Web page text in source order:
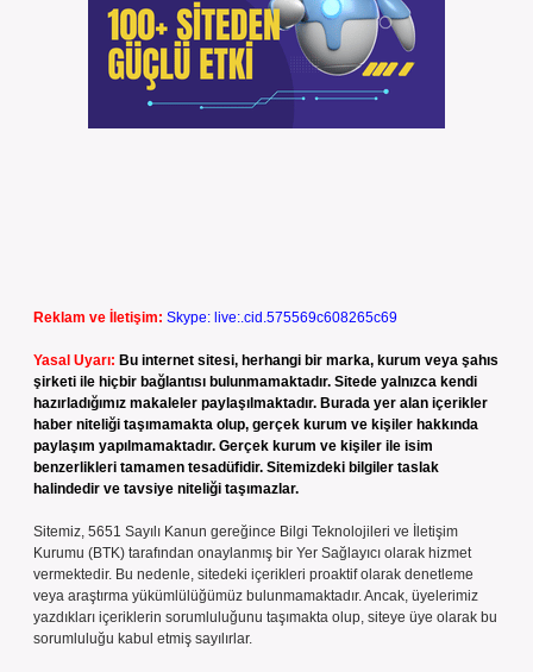
Reklam ve İletişim: Skype: live:.cid.575569c608265c69
Yasal Uyarı: Bu internet sitesi, herhangi bir marka, kurum veya şahıs
şirketi ile hiçbir bağlantısı bulunmamaktadır. Sitede yalnızca kendi
hazırladığımız makaleler paylaşılmaktadır. Burada yer alan içerikler
haber niteliği taşımamakta olup, gerçek kurum ve kişiler hakkında
paylaşım yapılmamaktadır. Gerçek kurum ve kişiler ile isim
benzerlikleri tamamen tesadüfidir. Sitemizdeki bilgiler taslak
halindedir ve tavsiye niteliği taşımazlar.
Sitemiz, 5651 Sayılı Kanun gereğince Bilgi Teknolojileri ve İletişim
Kurumu (BTK) tarafından onaylanmış bir Yer Sağlayıcı olarak hizmet
vermektedir. Bu nedenle, sitedeki içerikleri proaktif olarak denetleme
veya araştırma yükümlülüğümüz bulunmamaktadır. Ancak, üyelerimiz
yazdıkları içeriklerin sorumluluğunu taşımakta olup, siteye üye olarak bu
sorumluluğu kabul etmiş sayılırlar.